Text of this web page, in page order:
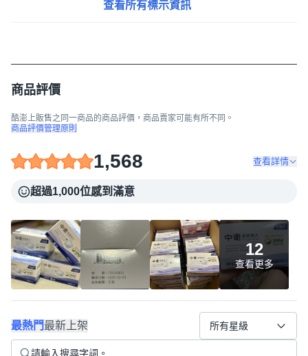
查看所有標示資訊
商品評價
酷澎上販售之同一商品的商品評價，商品賣家可能有所不同。
商品評價管理原則
1,568 查看詳情
超過1,000位感到滿意
12
查看更多
最熱門最新上架 所有星級